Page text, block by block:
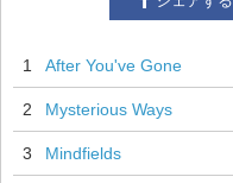
1 After You've Gone
2 Mysterious Ways
3 Mindfields